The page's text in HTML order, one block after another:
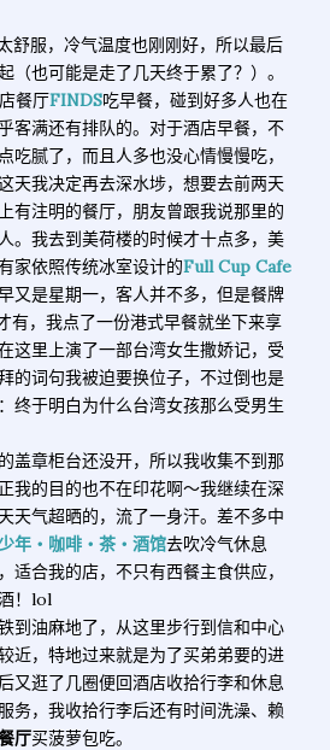
服，冷气温度也刚刚好，所以最后
（也可能是走了几天终于累了？）。
餐厅FINDS吃早餐，碰到好多人也在
客满还有排队的。对于酒店早餐，不
吃腻了，而且人多也没心情慢慢吃，
天我决定再去深水埗，想要去前两天
有注明的餐厅，朋友曾跟我说那里的
。我去到美荷楼的时候才十点多，美
家依照传统冰室设计的Full Cup Cafe
又是星期一，客人并不多，但是餐牌
有，我点了一份港式早餐就坐下来享
这里上演了一部台湾女生撒娇记，受
的词句我被迫要换位子，不过倒也是
终于明白为什么台湾女孩那么受男生
盖章柜台还没开，所以我收集不到那
我的目的也不在印花啊～我继续在深
天气超晒的，流了一身汗。差不多中
年‧咖啡‧茶‧酒馆去吹冷气休息
适合我的店，不只有西餐主食供应，
！lol
到油麻地了，从这里步行到信和中心
近，特地过来就是为了买弟弟要的进
又逛了几圈便回酒店收拾行李和休息
务，我收拾行李后还有时间洗澡、赖
厅买菠萝包吃。